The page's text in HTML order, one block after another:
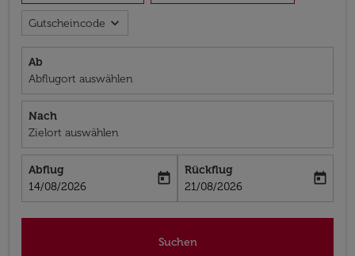
Gutscheincode expand_more
Ab
Abflugort auswählen
Nach
Zielort auswählen
Abflug
fc-booking-departure-date-aria-label
14/08/2026
today
Rückflug
fc-booking-return-date-aria-label
21/08/2026
today
Suchen